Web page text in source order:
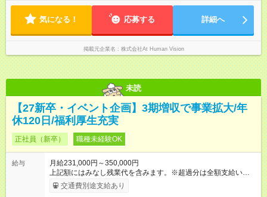
形態：本採用時と同じです。 給与：月給 224,000円 ～ 330,000
円 上記額にはみなし残業代を含みます。※超過分は全額支給い
たします。 みなし残業代 24,000円 ～ 34,000円／月 みなし残業
時間 15時間／月
先に より異なります。 ※＜シフト例＞ 10:00～19:00／11:00
～20:00
気になる！ 応募する 詳細へ
掲載元企業名 株式会社At Human Vision
未読
【27新卒・イベント企画】3期増収で事業拡大/年
休120日/福利厚生充実
正社員（新卒） 職種未経験OK
給与
月給231,000円～350,000円
上記額にはみなし残業代を含みます。※超過分は全額支給いたし
ます。 みなし残業代 24,000円 ～ 37,000円／月 みなし残業時
間 15時間／月 【給与】 月給： 大卒・院卒 ：243，000
交通費別途支給あり